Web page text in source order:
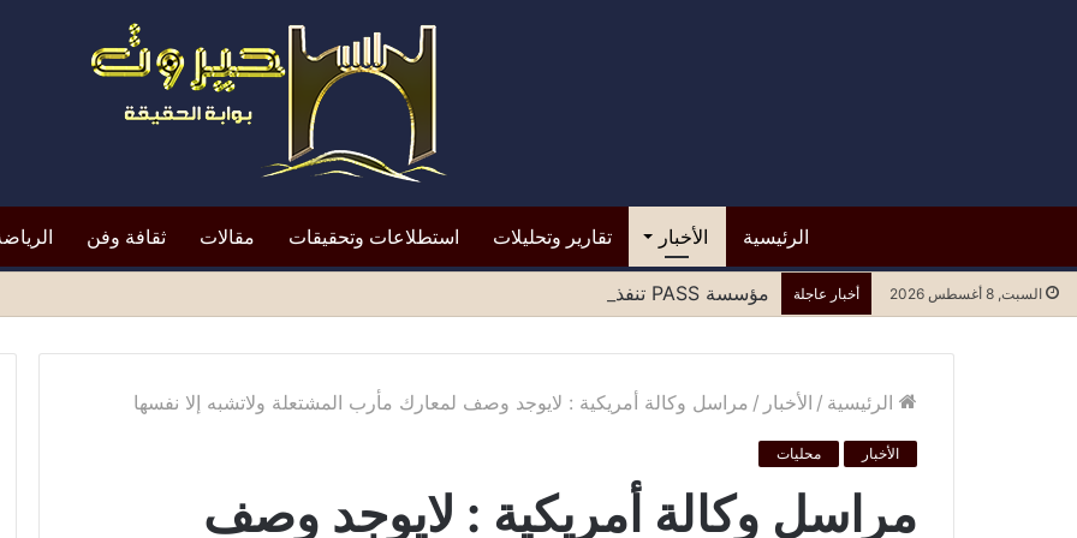
الرئيسية الأخبار تقارير وتحليلات استطلاعات وتحقيقات مقالات ثقافة وفن
السبت, 8 أغسطس 2026 أخبار عاجلة مؤسسة PASS تنفذ الطاولة المستديرة الرابعة لتعزيز المشاركة العادلة للنساء في مسارات السلام وصنع القرار
الرئيسية / الأخبار / مراسل وكالة أمريكية : لايوجد وصف لمعارك مأرب المشتعلة ولاتشبه إلا نفسها
الأخبار محليات
مراسل وكالة أمريكية : لايوجد وصف